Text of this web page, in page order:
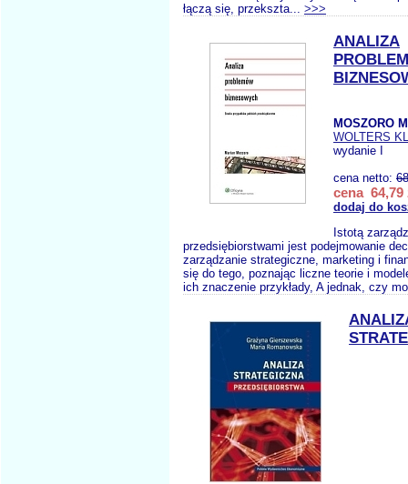
łączą się, przekszta... >>>
ANALIZA
MOSZORO
WOLTERS
wydanie I
cena netto:
cena 64,79
dodaj do
Istotą
przedsiębiorstwami jest podejmowanie
zarządzanie strategiczne, marketing i
się do tego, poznając liczne teorie i
ich znaczenie przykłady, A jednak, czy